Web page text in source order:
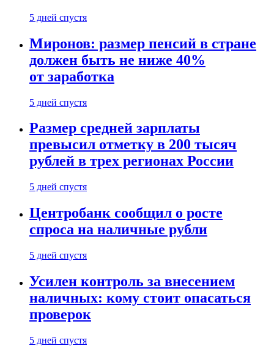
5 дней спустя
Миронов: размер пенсий в стране
должен быть не ниже 40%
от заработка
5 дней спустя
Размер средней зарплаты
превысил отметку в 200 тысяч
рублей в трех регионах России
5 дней спустя
Центробанк сообщил о росте
спроса на наличные рубли
5 дней спустя
Усилен контроль за внесением
наличных: кому стоит опасаться
проверок
5 дней спустя